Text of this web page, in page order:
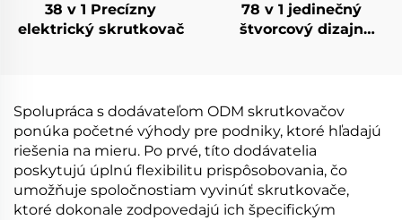
38 v 1 Precízny
elektrický skrutkovač
78 v 1 jedinečný
štvorcový dizajn
Spolupráca s dodávateľom ODM skrutkovačov
ponúka početné výhody pre podniky, ktoré hľadajú
riešenia na mieru. Po prvé, títo dodávatelia
poskytujú úplnú flexibilitu prispôsobovania, čo
umožňuje spoločnostiam vyvinúť skrutkovače,
ktoré dokonale zodpovedajú ich špecifickým